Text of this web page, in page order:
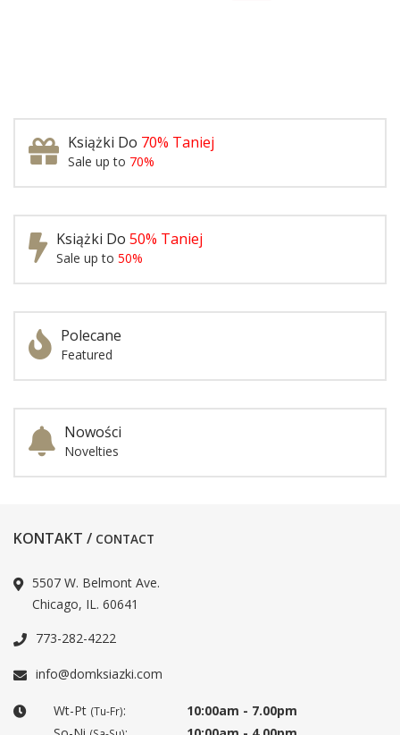
Książki Do 70% Taniej
Sale up to 70%
Książki Do 50% Taniej
Sale up to 50%
Polecane
Featured
Nowości
Novelties
KONTAKT / CONTACT
5507 W. Belmont Ave.
Chicago, IL. 60641
773-282-4222
info@domksiazki.com
Wt-Pt (Tu-Fr):
10:00am - 7.00pm